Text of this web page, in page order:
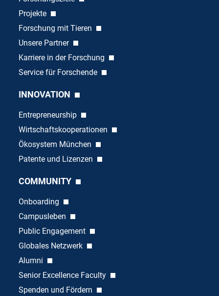
Projekte
Forschung mit Tieren
Unsere Partner
Karriere in der Forschung
Service für Forschende
INNOVATION
Entrepreneurship
Wirtschaftskooperationen
Ökosystem München
Patente und Lizenzen
COMMUNITY
Onboarding
Campusleben
Public Engagement
Globales Netzwerk
Alumni
Senior Excellence Faculty
Spenden und Fördern